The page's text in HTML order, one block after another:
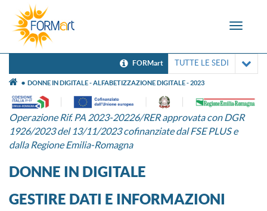
Toggle
FORMart TUTTE LE SEDI
DONNE IN DIGITALE - ALFABETIZZAZIONE DIGITALE - 2023
Operazione Rif. PA 2023-20226/RER approvata con DGR
1926/2023 del 13/11/2023 cofinanziate dal FSE PLUS e
dalla Regione Emilia-Romagna
DONNE IN DIGITALE
GESTIRE DATI E INFORMAZIONI